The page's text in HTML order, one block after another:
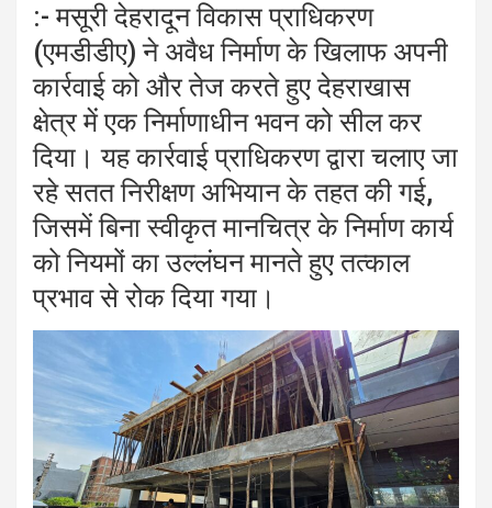
:- मसूरी देहरादून विकास प्राधिकरण
(एमडीडीए) ने अवैध निर्माण के खिलाफ अपनी
कार्रवाई को और तेज करते हुए देहराखास
क्षेत्र में एक निर्माणाधीन भवन को सील कर
दिया। यह कार्रवाई प्राधिकरण द्वारा चलाए जा
रहे सतत निरीक्षण अभियान के तहत की गई,
जिसमें बिना स्वीकृत मानचित्र के निर्माण कार्य
को नियमों का उल्लंघन मानते हुए तत्काल
प्रभाव से रोक दिया गया।